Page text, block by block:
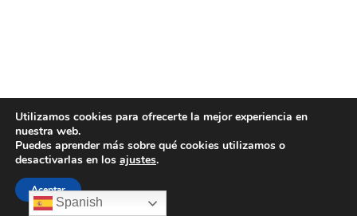
Spanish
Utilizamos cookies para ofrecerte la mejor experiencia en
nuestra web.
Puedes aprender más sobre qué cookies utilizamos o
desactivarlas en los ajustes.
Aceptar